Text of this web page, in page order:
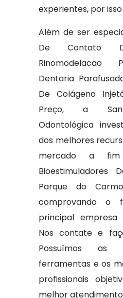
experientes, por
Além de ser
De Contato
Rinomodelacao
Dentaria
De Colágeno
Preço, a
Odontológica
dos melhores
mercado a
Bioestimuladores
Parque do
comprovando
principal empresa
Nos contate e
Possuímos as
ferramentas e os
profissionais
melhor